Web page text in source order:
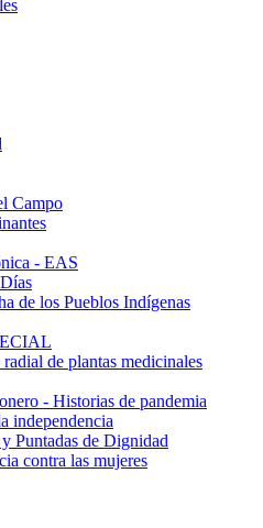
Campo
- EAS
de los Pueblos Indígenas
de plantas medicinales
- Historias de pandemia
independencia
Puntadas de Dignidad
contra las mujeres